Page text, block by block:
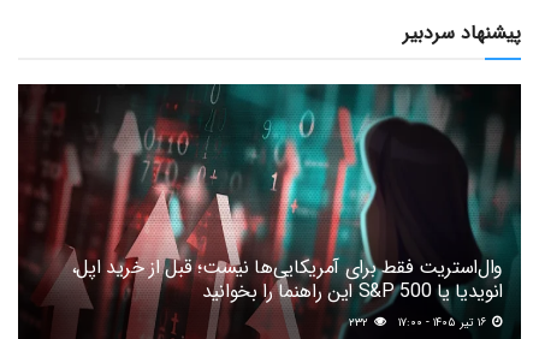
پیشنهاد سردبیر
وال‌استریت فقط برای آمریکایی‌ها نیست؛ قبل از خرید اپل،
انویدیا یا S&P 500 این راهنما را بخوانید
۲۳۲